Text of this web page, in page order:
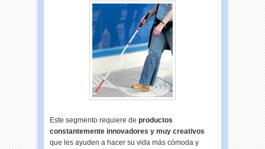
Este segmento requiere deproductos
constantemente innovadores y muy creativos
que les ayuden a hacer su vida más cómoda y